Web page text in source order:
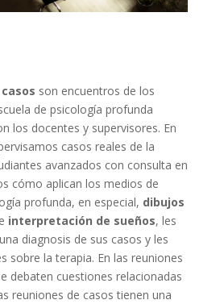
son encuentros de los
de psicología profunda
los docentes y supervisores. En
casos reales de la
avanzados con consulta en
cómo aplican los medios de
profunda, en especial, dibujos
e interpretación de sueños, les
diagnosis de sus casos y les
sobre la terapia. En las reuniones
debaten cuestiones relacionadas
reuniones de casos tienen una